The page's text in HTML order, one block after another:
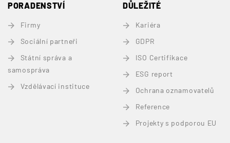
PORADENSTVÍ
Firmy
Sociální partneři
Státní správa a
samospráva
Vzdělávací instituce
DŮLEŽITÉ
Kariéra
GDPR
ISO Certifikace
ESG report
Ochrana oznamovatelů
Reference
Projekty s podporou EU